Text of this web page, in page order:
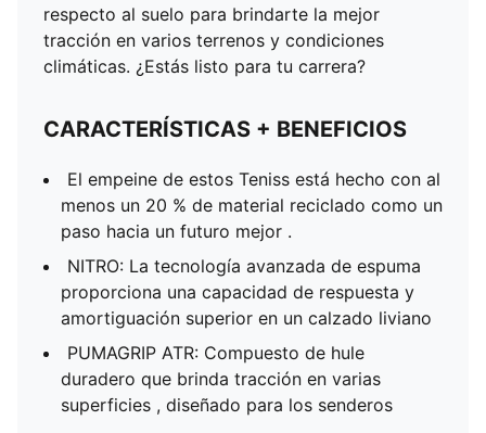
respecto al suelo para brindarte la mejor
tracción en varios terrenos y condiciones
climáticas. ¿Estás listo para tu carrera?
CARACTERÍSTICAS + BENEFICIOS
El empeine de estos Teniss está hecho con al
menos un 20 % de material reciclado como un
paso hacia un futuro mejor .
NITRO: La tecnología avanzada de espuma
proporciona una capacidad de respuesta y
amortiguación superior en un calzado liviano
PUMAGRIP ATR: Compuesto de hule
duradero que brinda tracción en varias
superficies , diseñado para los senderos